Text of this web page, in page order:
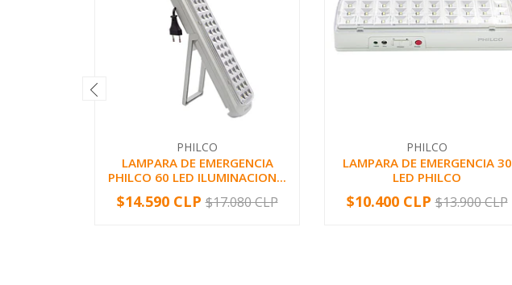
PHILCO
LAMPARA DE EMERGENCIA
PHILCO 60 LED ILUMINACION...
+
-$14.590 CLP $17.080 CLP
PHILCO
LAMPARA DE EMERGENCIA 30
LED PHILCO
+
-$10.400 CLP $13.900 CLP